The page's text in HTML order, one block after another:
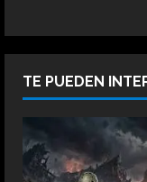
TE PUEDEN